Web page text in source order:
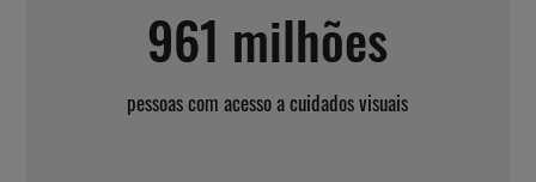
961 milhões
pessoas com acesso a cuidados visuais